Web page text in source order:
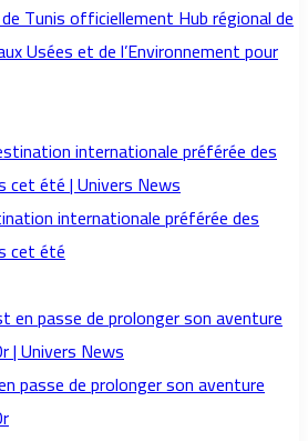
Tunis officiellement Hub régional de
Usées et de l’Environnement pour
internationale préférée des
cet été
passe de prolonger son aventure